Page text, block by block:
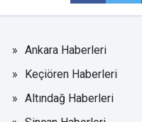
Ankara Haberleri
Keçiören Haberleri
Altındağ Haberleri